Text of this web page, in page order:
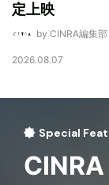
定上映
by CINRA編集部
2026.08.07
Special